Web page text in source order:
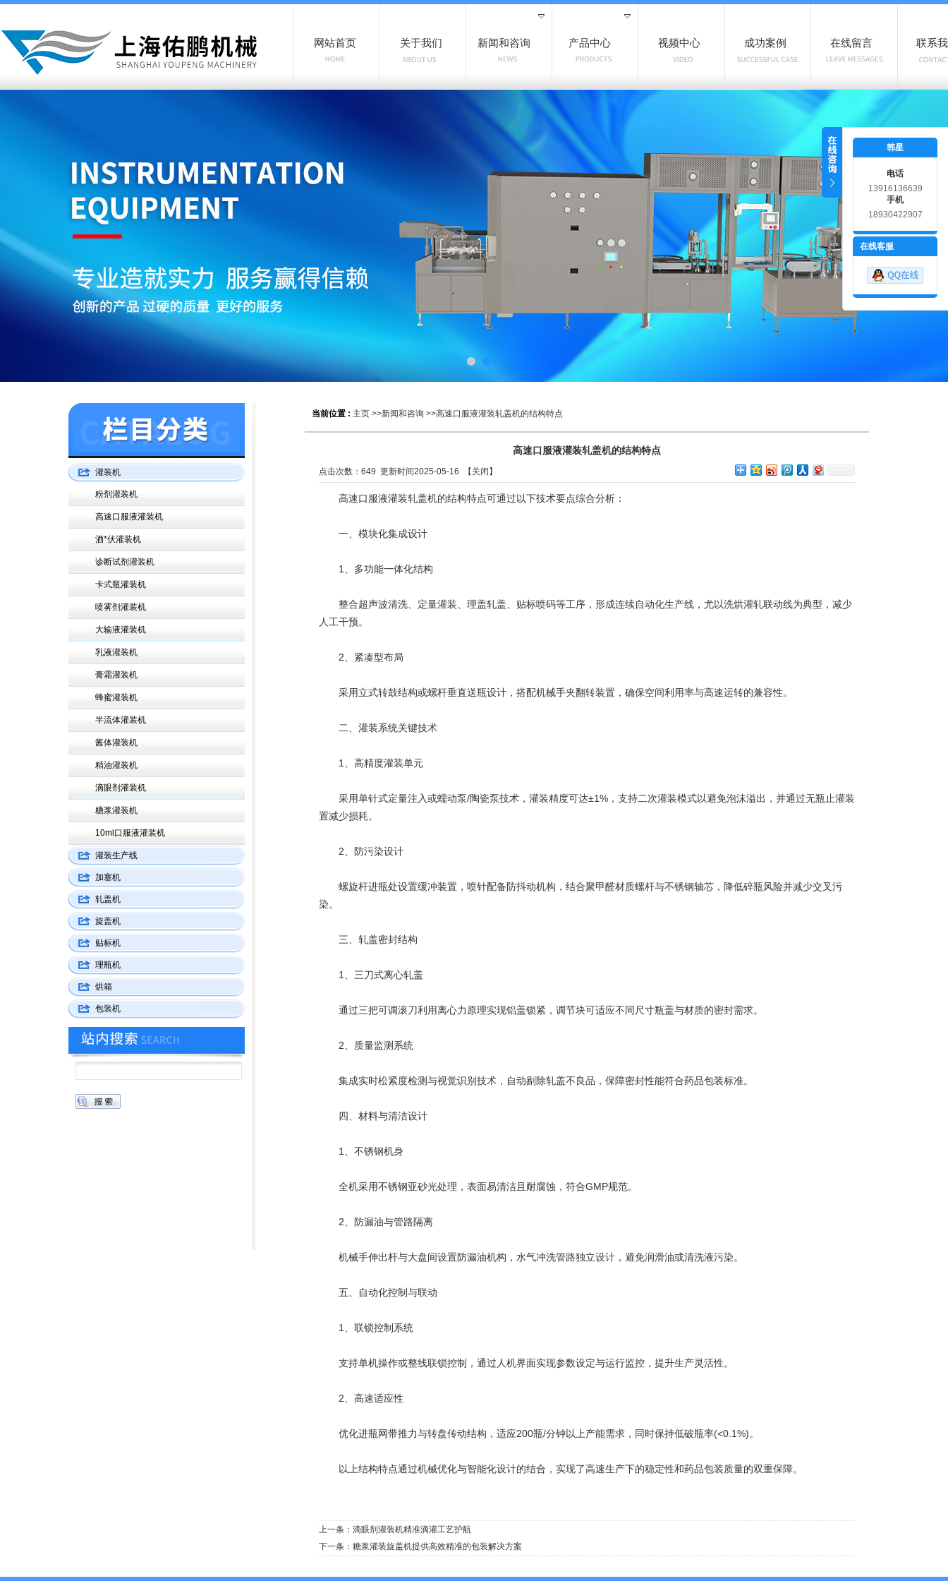
网站首页 关于我们 新闻和咨询 产品中心 视频中心 成功案例 在线留言 联系
当前位置 : 主页 >>新闻和咨询 >>高速口服液灌装轧盖机的结构特点
高速口服液灌装轧盖机的结构特点
点击次数： 649 更新时间2025-05-16 【 关闭 】
高速口服液灌装轧盖机的结构特点可通过以下技术要点综合分析：
一、模块化集成设计
‌1、多功能一体化结构‌
整合超声波清洗、定量灌装、理盖轧盖、贴标喷码等工序，形成连续自动化生产线，尤以洗烘灌轧联动线为典型，减少
人工干预。
‌2、紧凑型布局‌
采用立式转鼓结构或螺杆垂直送瓶设计，搭配机械手夹翻转装置，确保空间利用率与高速运转的兼容性。
二、灌装系统关键技术
‌1、高精度灌装单元‌
采用单针式定量注入或蠕动泵/陶瓷泵技术，灌装精度可达±1%，支持二次灌装模式以避免泡沫溢出，并通过无瓶止灌装
置减少损耗。
‌2、防污染设计‌
螺旋杆进瓶处设置缓冲装置，喷针配备防抖动机构，结合聚甲醛材质螺杆与不锈钢轴芯，降低碎瓶风险并减少交叉污
染。
三、轧盖密封结构
‌1、三刀式离心轧盖‌
通过三把可调滚刀利用离心力原理实现铝盖锁紧，调节块可适应不同尺寸瓶盖与材质的密封需求。
‌2、质量监测系统‌
集成实时松紧度检测与视觉识别技术，自动剔除轧盖不良品，保障密封性能符合药品包装标准。
四、材料与清洁设计
‌1、不锈钢机身‌
全机采用不锈钢亚砂光处理，表面易清洁且耐腐蚀，符合GMP规范。
‌2、防漏油与管路隔离‌
机械手伸出杆与大盘间设置防漏油机构，水气冲洗管路独立设计，避免润滑油或清洗液污染。
五、自动化控制与联动
‌1、联锁控制系统‌
支持单机操作或整线联锁控制，通过人机界面实现参数设定与运行监控，提升生产灵活性。
‌2、高速适应性‌
优化进瓶网带推力与转盘传动结构，适应200瓶/分钟以上产能需求，同时保持低破瓶率(<0.1%)。
以上结构特点通过机械优化与智能化设计的结合，实现了高速生产下的稳定性和药品包装质量的双重保障。
上一条： 滴眼剂灌装机精准滴灌工艺护航
下一条： 糖浆灌装旋盖机提供高效精准的包装解决方案
灌装机
粉剂灌装机
高速口服液灌装机
酒*伏灌装机
诊断试剂灌装机
卡式瓶灌装机
喷雾剂灌装机
大输液灌装机
乳液灌装机
膏霜灌装机
蜂蜜灌装机
半流体灌装机
酱体灌装机
精油灌装机
滴眼剂灌装机
糖浆灌装机
10ml口服液灌装机
灌装生产线
加塞机
轧盖机
旋盖机
贴标机
理瓶机
烘箱
包装机
韩星
电话
13916136639
手机
18930422907
在线客服